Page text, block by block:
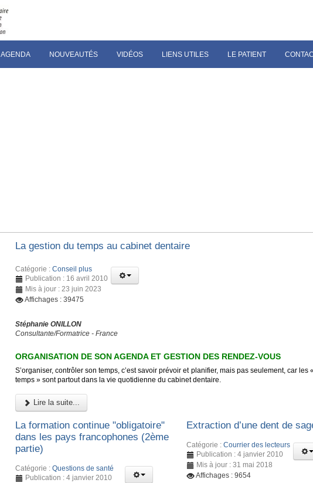
AGENDA NOUVEAUTÉS VIDÉOS LIENS UTILES LE PATIENT
La gestion du temps au cabinet dentaire
Catégorie : Conseil plus
Publication : 16 avril 2010
Mis à jour : 23 juin 2023
Affichages : 39475
Stéphanie ONILLON
Consultante/Formatrice - France
ORGANISATION DE SON AGENDA ET GESTION DES RENDEZ-VOUS
S’organiser, contrôler son temps, c’est savoir prévoir et planifier, mais pas seulement, car les
temps » sont partout dans la vie quotidienne du cabinet dentaire.
Lire la suite...
La formation continue "obligatoire"
dans les pays francophones (2ème
partie)
Catégorie : Questions de santé
Publication : 4 janvier 2010
Extraction d’une dent de
Catégorie :Courrier des lecteurs
Publication : 4 janvier 2010
Mis à jour : 31 mai 2018
Affichages : 9654